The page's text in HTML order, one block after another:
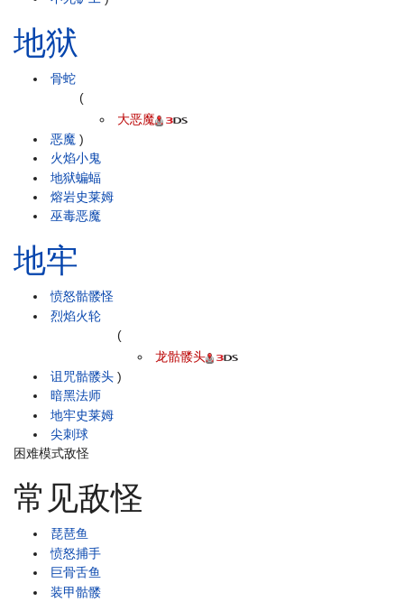
地狱
骨蛇
恶魔
(
大恶魔
)
火焰小鬼
地狱蝙蝠
熔岩史莱姆
巫毒恶魔
地牢
愤怒骷髅怪
烈焰火轮
诅咒骷髅头
(
龙骷髅头
)
暗黑法师
地牢史莱姆
尖刺球
困难模式敌怪
常见敌怪
琵琶鱼
愤怒捕手
巨骨舌鱼
装甲骷髅